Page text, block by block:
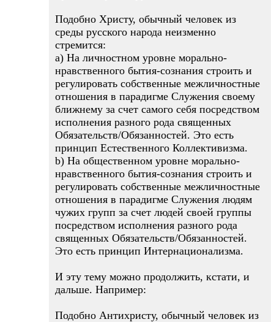
Подобно Христу, обычный человек из
среды русского народа неизменно
стремится:
a) На личностном уровне морально-
нравственного бытия-сознания строить и
регулировать собственные межличностные
отношения в парадигме Служения своему
ближнему за счет самого себя посредством
исполнения разного рода священных
Обязательств/Обязанностей. Это есть
принцип Естественного Коллективизма.
b) На общественном уровне морально-
нравственного бытия-сознания строить и
регулировать собственные межличностные
отношения в парадигме Служения людям
чужих групп за счет людей своей группы
посредством исполнения разного рода
священных Обязательств/Обязанностей.
Это есть принцип Интернационализма.
И эту тему можно продолжить, кстати, и
дальше. Например:
Подобно Антихристу, обычный человек из